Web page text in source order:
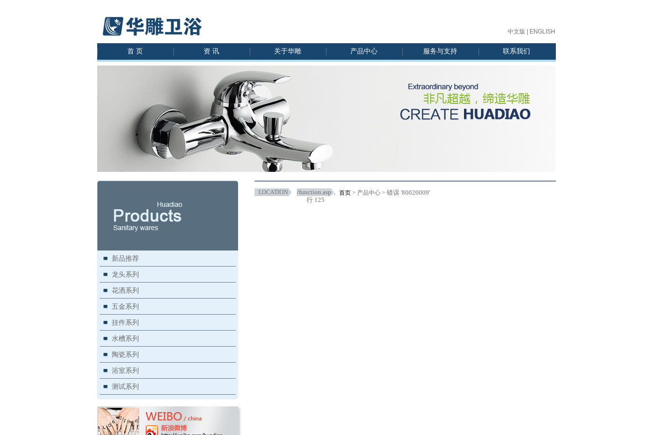
中文版 ENGLISH
首 页 资 讯 关于华雕 产品中心 服务与支持 联系我们
新品推荐
龙头系列
花洒系列
五金系列
挂件系列
水槽系列
陶瓷系列
浴室系列
测试系列
LOCATION 首页 > 产品中心 > 错误 '80020009'
/function.asp，
行 125